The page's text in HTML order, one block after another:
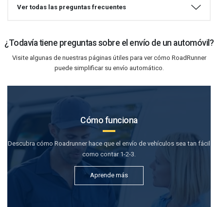
Ver todas las preguntas frecuentes
¿Todavía tiene preguntas sobre el envío de un automóvil?
Visite algunas de nuestras páginas útiles para ver cómo RoadRunner
puede simplificar su envío automático.
Cómo funciona
Descubra cómo Roadrunner hace que el envío de vehículos sea tan fácil
como contar 1-2-3.
Aprende más